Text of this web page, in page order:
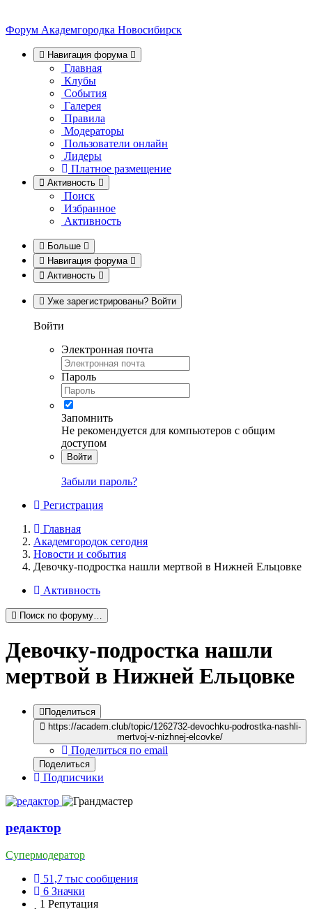
Форум Академгородка Новосибирск
Навигация форума
Главная
Клубы
События
Галерея
Правила
Модераторы
Пользователи онлайн
Лидеры
Платное размещение
Активность
Поиск
Избранное
Активность
Больше
Навигация форума
Активность
Уже зарегистрированы? Войти
Войти
Электронная почта
Пароль
Запомнить
Не рекомендуется для компьютеров с общим
доступом
Войти
Забыли пароль?
Регистрация
Главная
Академгородок сегодня
Новости и события
Девочку-подростка нашли мертвой в Нижней Ельцовке
Активность
Поиск по форуму…
Девочку-подростка нашли
мертвой в Нижней Ельцовке
Поделиться
https://academ.club/topic/1262732-devochku-podrostka-nashli-
mertvoj-v-nizhnej-elcovke/
Поделиться по email
Поделиться
Подписчики
редактор
Супермодератор
51,7 тыс сообщения
6 Значки
1 Репутация